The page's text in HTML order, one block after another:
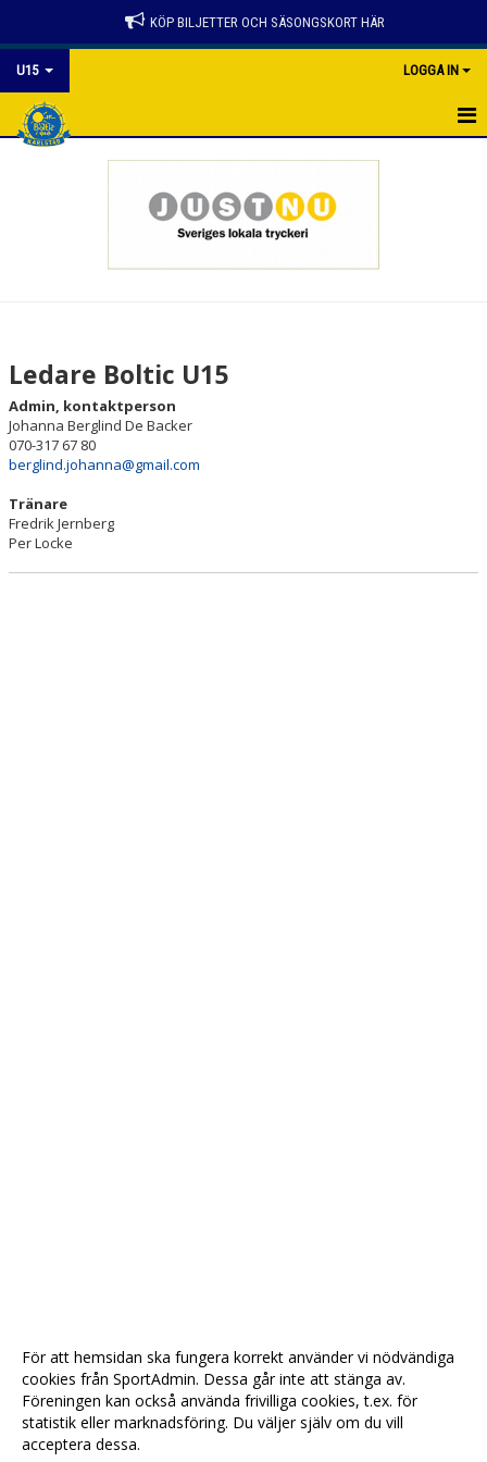
KÖP BILJETTER OCH SÄSONGSKORT HÄR
U15 LOGGA IN
DOKUMENT
Ledare Boltic U15
Admin, kontaktperson
Johanna Berglind De Backer
070-317 67 80
berglind.johanna@gmail.com
Tränare
Fredrik Jernberg
Per Locke
För att hemsidan ska fungera korrekt använder vi nödvändiga
cookies från SportAdmin. Dessa går inte att stänga av.
Föreningen kan också använda frivilliga cookies, t.ex. för
statistik eller marknadsföring. Du väljer själv om du vill
acceptera dessa.